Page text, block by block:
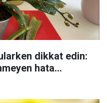
dikkat edin:
hata...